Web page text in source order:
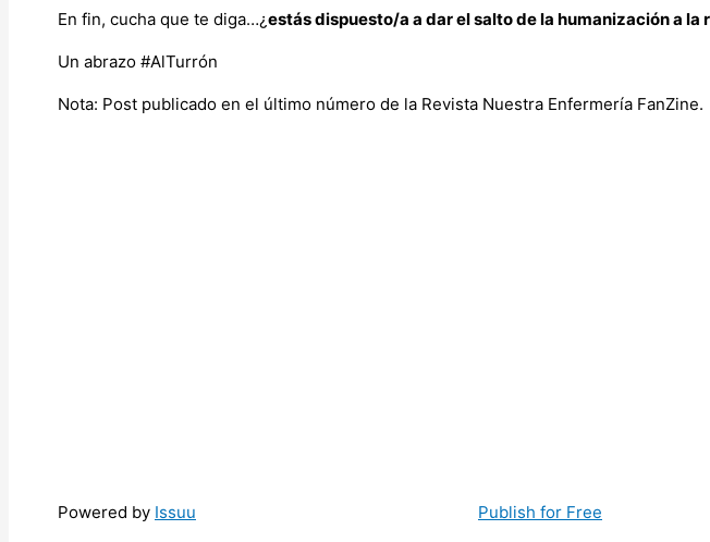
En fin, cucha que te diga…¿estás dispuesto/a a dar el salto de la humanización a la
Un abrazo #AlTurrón
Nota: Post publicado en el último número de la Revista Nuestra Enfermería FanZine.
Powered by Issuu Publish for Free